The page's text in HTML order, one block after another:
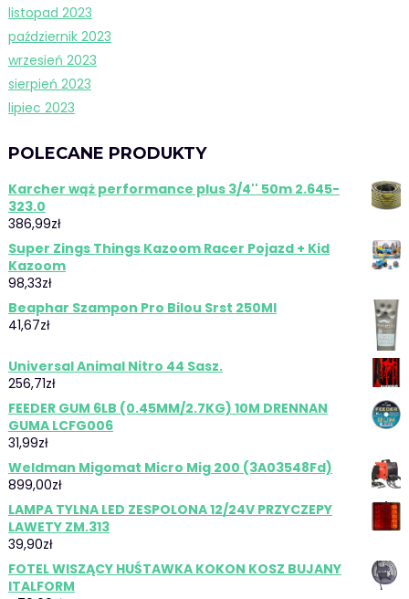
listopad 2023
październik 2023
wrzesień 2023
sierpień 2023
lipiec 2023
POLECANE PRODUKTY
Karcher wąż performance plus 3/4'' 50m 2.645-
323.0
386,99zł
Super Zings Things Kazoom Racer Pojazd + Kid
Kazoom
98,33zł
Beaphar Szampon Pro Bilou Srst 250Ml
41,67zł
Universal Animal Nitro 44 Sasz.
256,71zł
FEEDER GUM 6LB (0.45MM/2.7KG) 10M DRENNAN
GUMA LCFG006
31,99zł
Weldman Migomat Micro Mig 200 (3A03548Fd)
899,00zł
LAMPA TYLNA LED ZESPOLONA 12/24V PRZYCZEPY
LAWETY ZM.313
39,90zł
FOTEL WISZĄCY HUŚTAWKA KOKON KOSZ BUJANY
ITALFORM